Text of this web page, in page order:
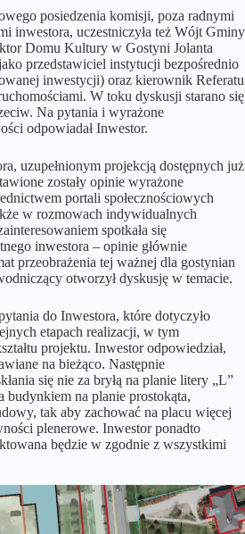
posiedzenia komisji, poza radnymi
inwestora, uczestniczyła też Wójt Gminy
Domu Kultury w Gostyni Jolanta
przedstawiciel instytucji bezpośrednio
inwestycji) oraz kierownik Referatu
W toku dyskusji starano się
Na pytania i wyrażone
odpowiadał Inwestor.
uzupełnionym projekcją dostępnych już
zostały opinie wyrażone
portali społecznościowych
w rozmowach indywidualnych
spotkała się
inwestora – opinie głównie
przeobrażenia tej ważnej dla gostynian
otworzył dyskusję w temacie.
do Inwestora, które dotyczyło
etapach realizacji, w tym
projektu. Inwestor odpowiedział,
na bieżąco. Następnie
się nie za bryłą na planie litery „L”
budynkiem na planie prostokąta,
tak aby zachować na placu więcej
plenerowe. Inwestor ponadto
będzie w zgodnie z wszystkimi